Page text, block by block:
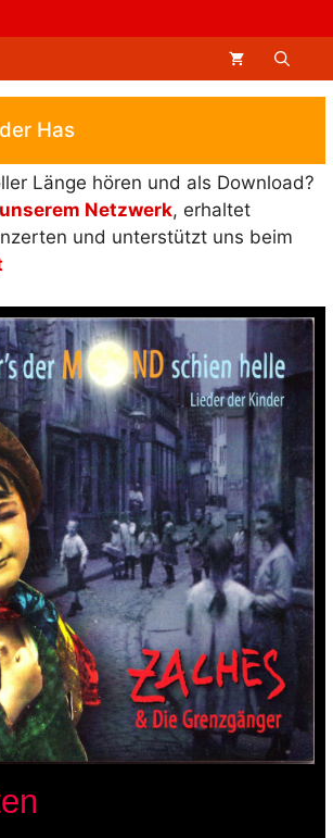
Has
Länge hören und als Download?
unserem Netzwerk, erhaltet
und unterstützt uns beim